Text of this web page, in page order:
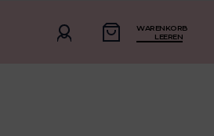
WARENKORB
LEEREN